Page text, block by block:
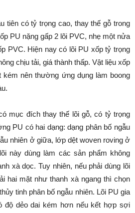
tiên có tỷ trọng cao, thay thế gỗ trong
PU nặng gấp 2 lõi PVC, nhẹ một nửa
PVC. Hiện nay có lõi PU xốp tỷ trọng
chịu tải, giá thành thấp. Vật liệu xốp
nên thường ứng dụng làm boong
mục đích thay thế lõi gỗ, có tỷ trọng
PU có hai dạng: dạng phân bố ngẫu
nhiên ở giữa, lớp dệt woven roving ở
này dùng làm các sản phẩm không
xà dọc. Tuy nhiên, nếu phải dùng lõi
hai mặt như thanh xà ngang thì chọn
tinh phân bố ngẫu nhiên. Lõi PU gia
độ dẻo dai kém hơn nếu kết hợp sợi